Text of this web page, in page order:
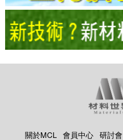
關於MCL 會員中心 研討會